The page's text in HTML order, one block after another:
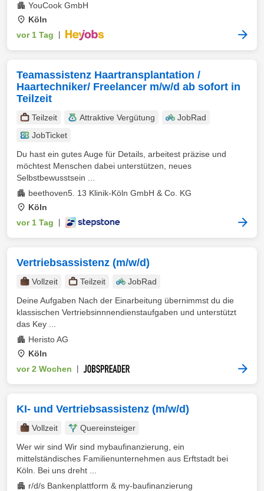
YouCook GmbH
Köln
vor 1 Tag
Teamassistenz Haartransplantation /
Haartechniker/ Freelancer m/w/d ab sofort in
Teilzeit
Teilzeit Attraktive Vergütung
JobRad
JobTicket
Du hast ein gutes Auge für Details, arbeitest präzise und
möchtest Menschen dabei unterstützen, neues
Selbstbewusstsein ...
beethoven5. 13 Klinik-Köln GmbH & Co. KG
Köln
vor 1 Tag
Vertriebsassistenz (m/w/d)
Vollzeit Teilzeit
JobRad
Deine Aufgaben Nach der Einarbeitung übernimmst du die
klassischen Vertriebsinnnendienstaufgaben und unterstützt
das Key ...
Heristo AG
Köln
vor 2 Wochen
KI- und Vertriebsassistenz (m/w/d)
Vollzeit
Quereinsteiger
Wer wir sind Wir sind mybaufinanzierung, ein
mittelständisches Familienunternehmen aus Erftstadt bei
Köln. Bei uns dreht ...
r/d/s Bankenplattform & my-baufinanzierung